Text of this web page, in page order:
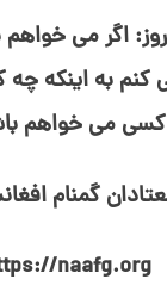
اگر می⁯
کنم به اینکه
کسی م⁯ی خواهم
گمنام
naafg.org